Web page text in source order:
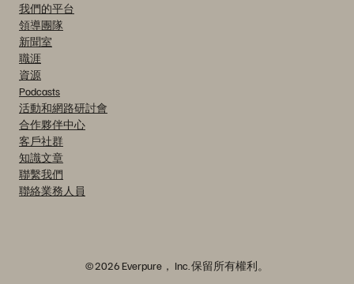
我們的平台
領導團隊
新聞室
職涯
資源
Podcasts
活動和網路研討會
合作夥伴中心
客戶社群
知識文章
聯繫我們
聯絡業務人員
© 2026 Everpure， Inc. 保留所有權利。